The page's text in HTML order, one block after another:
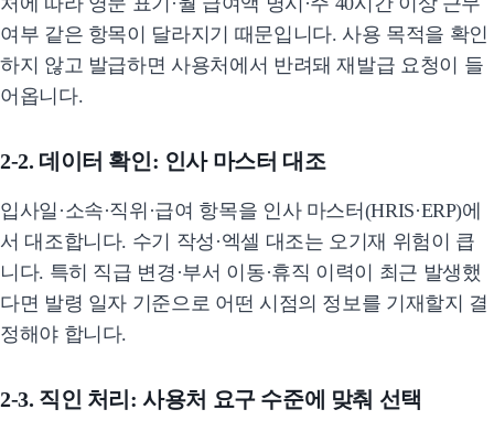
여부 같은 항목이 달라지기 때문입니다. 사용 목적을 확인
하지 않고 발급하면 사용처에서 반려돼 재발급 요청이 들
어옵니다.
2-2. 데이터 확인: 인사 마스터 대조
입사일·소속·직위·급여 항목을 인사 마스터(HRIS·ERP)에
서 대조합니다. 수기 작성·엑셀 대조는 오기재 위험이 큽
니다. 특히 직급 변경·부서 이동·휴직 이력이 최근 발생했
다면 발령 일자 기준으로 어떤 시점의 정보를 기재할지 결
정해야 합니다.
2-3. 직인 처리: 사용처 요구 수준에 맞춰 선택